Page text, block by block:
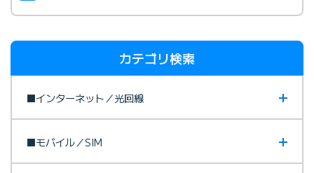
カテゴリ検索
■インターネット／光回線
■モバイル／SIM